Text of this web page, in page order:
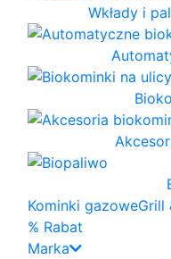
Wkłady i
Kominki gazoweGrill
% Rabat
Marka